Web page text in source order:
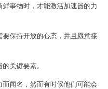
事物时，才能激活加速器的力
保持开放的心态，并且愿意接
关键要素。
闻名，然而有时候他们可能会